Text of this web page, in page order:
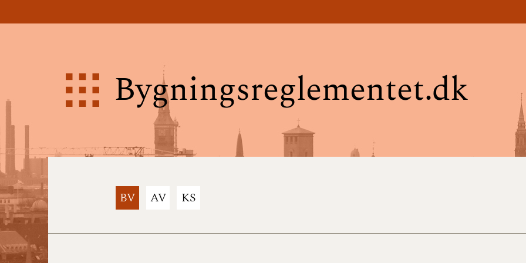
Bygningsreglementet.dk
BV AV KS